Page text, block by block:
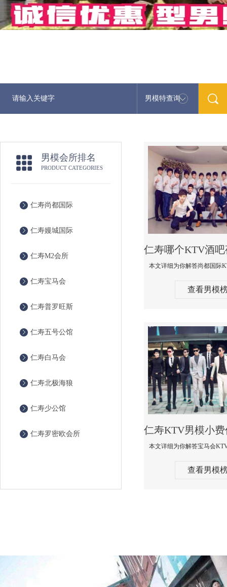
男模特查询
男模会所排名
PRODUCT CATEGORIES
仁寿尚都国际
仁寿嫚城国际
仁寿M2会所
仁寿宝马会
仁寿普罗旺斯
仁寿五号公馆
仁寿白马会
仁寿北极海狼
仁寿少公馆
仁寿罗密欧会所
查看男模
查看男模